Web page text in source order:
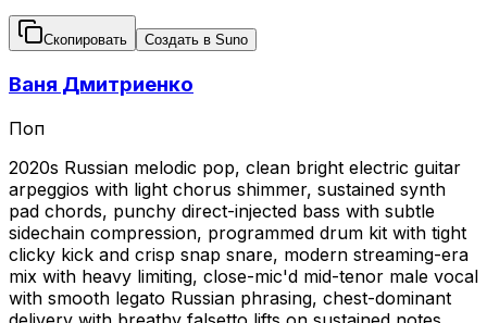
Скопировать Создать в Suno
Ваня Дмитриенко
Поп
2020s Russian melodic pop, clean bright electric guitar
arpeggios with light chorus shimmer, sustained synth
pad chords, punchy direct-injected bass with subtle
sidechain compression, programmed drum kit with tight
clicky kick and crisp snap snare, modern streaming-era
mix with heavy limiting, close-mic'd mid-tenor male vocal
with smooth legato Russian phrasing, chest-dominant